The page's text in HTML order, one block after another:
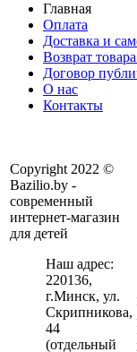
Главная
Оплата
Доставка и
Возврат
Договор
О нас
Контакты
Copyright 2022 ©
Bazilio.by -
современный
интернет-магазин
для детей
Наш адрес:
220136,
г.Минск, ул.
Скрипникова,
44
(отдельный